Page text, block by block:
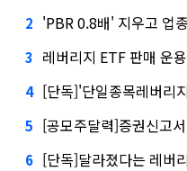
2 'PBR 0.8배' 지우고 업종별 판
3 레버리지 ETF 판매 운용사들 "상
4 [단독]'단일종목레버리지' 삼성
5 [공모주달력]증권신고서 4
6 [단독]달라졌다는 레버리